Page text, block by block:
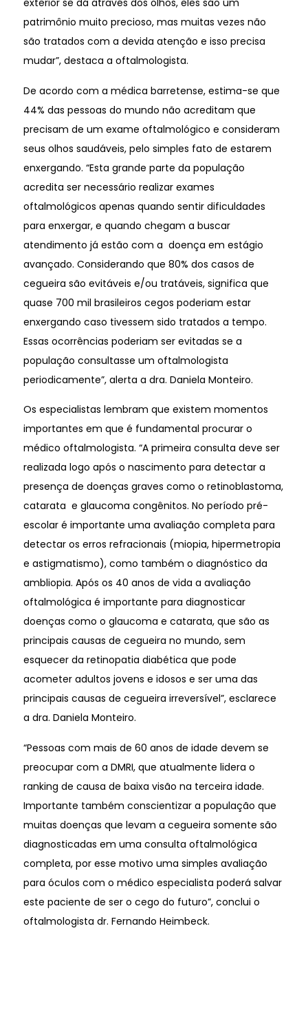
exterior se dá através dos olhos, eles são um
patrimônio muito precioso, mas muitas vezes não
são tratados com a devida atenção e isso precisa
mudar”, destaca a oftalmologista.
De acordo com a médica barretense, estima-se que
44% das pessoas do mundo não acreditam que
precisam de um exame oftalmológico e consideram
seus olhos saudáveis, pelo simples fato de estarem
enxergando. “Esta grande parte da população
acredita ser necessário realizar exames
oftalmológicos apenas quando sentir dificuldades
para enxergar, e quando chegam a buscar
atendimento já estão com a doença em estágio
avançado. Considerando que 80% dos casos de
cegueira são evitáveis e/ou tratáveis, significa que
quase 700 mil brasileiros cegos poderiam estar
enxergando caso tivessem sido tratados a tempo.
Essas ocorrências poderiam ser evitadas se a
população consultasse um oftalmologista
periodicamente”, alerta a dra. Daniela Monteiro.
Os especialistas lembram que existem momentos
importantes em que é fundamental procurar o
médico oftalmologista. “A primeira consulta deve ser
realizada logo após o nascimento para detectar a
presença de doenças graves como o retinoblastoma,
catarata e glaucoma congênitos. No período pré-
escolar é importante uma avaliação completa para
detectar os erros refracionais (miopia, hipermetropia
e astigmatismo), como também o diagnóstico da
ambliopia. Após os 40 anos de vida a avaliação
oftalmológica é importante para diagnosticar
doenças como o glaucoma e catarata, que são as
principais causas de cegueira no mundo, sem
esquecer da retinopatia diabética que pode
acometer adultos jovens e idosos e ser uma das
principais causas de cegueira irreversível”, esclarece
a dra. Daniela Monteiro.
“Pessoas com mais de 60 anos de idade devem se
preocupar com a DMRI, que atualmente lidera o
ranking de causa de baixa visão na terceira idade.
Importante também conscientizar a população que
muitas doenças que levam a cegueira somente são
diagnosticadas em uma consulta oftalmológica
completa, por esse motivo uma simples avaliação
para óculos com o médico especialista poderá salvar
este paciente de ser o cego do futuro”, conclui o
oftalmologista dr. Fernando Heimbeck.